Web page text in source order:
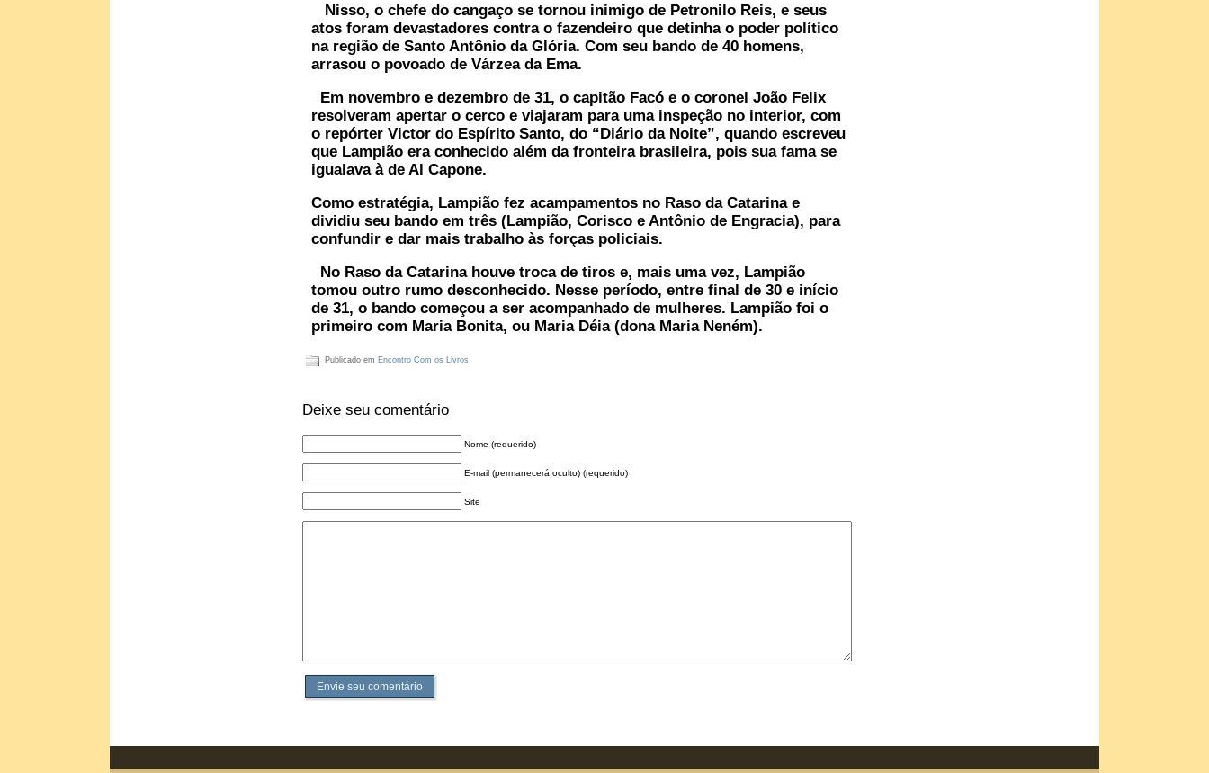
Nisso, o chefe do cangaço se tornou inimigo de Petronilo Reis, e seus
atos foram devastadores contra o fazendeiro que detinha o poder político
na região de Santo Antônio da Glória. Com seu bando de 40 homens,
arrasou o povoado de Várzea da Ema.
Em novembro e dezembro de 31, o capitão Facó e o coronel João Felix
resolveram apertar o cerco e viajaram para uma inspeção no interior, com
o repórter Victor do Espírito Santo, do “Diário da Noite”, quando escreveu
que Lampião era conhecido além da fronteira brasileira, pois sua fama se
igualava à de Al Capone.
Como estratégia, Lampião fez acampamentos no Raso da Catarina e
dividiu seu bando em três (Lampião, Corisco e Antônio de Engracia), para
confundir e dar mais trabalho às forças policiais.
No Raso da Catarina houve troca de tiros e, mais uma vez, Lampião
tomou outro rumo desconhecido. Nesse período, entre final de 30 e início
de 31, o bando começou a ser acompanhado de mulheres. Lampião foi o
primeiro com Maria Bonita, ou Maria Déia (dona Maria Neném).
Publicado em Encontro Com os Livros
Deixe seu comentário
Nome (requerido)
E-mail (permanecerá oculto) (requerido)
Site
Envie seu comentário